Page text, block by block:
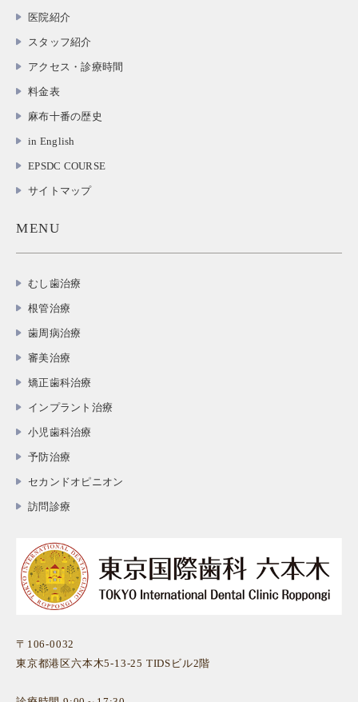
医院紹介
スタッフ紹介
アクセス・診療時間
料金表
麻布十番の歴史
in English
EPSDC COURSE
サイトマップ
MENU
むし歯治療
根管治療
歯周病治療
審美治療
矯正歯科治療
インプラント治療
小児歯科治療
予防治療
セカンドオピニオン
訪問診療
〒106-0032
東京都港区六本木5-13-25 TIDSビル2階